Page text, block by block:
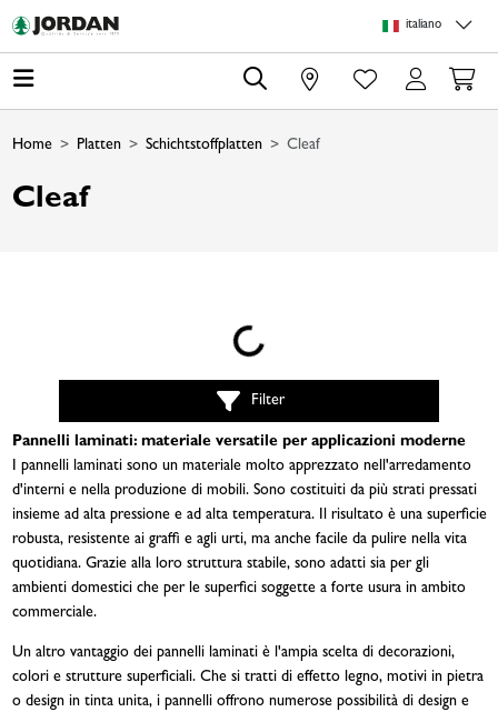
italiano
0
Home Platten Schichtstoffplatten Cleaf
Cleaf
Loading...
Filter
Pannelli laminati: materiale versatile per applicazioni moderne
I pannelli laminati sono un materiale molto apprezzato nell'arredamento
d'interni e nella produzione di mobili. Sono costituiti da più strati pressati
insieme ad alta pressione e ad alta temperatura. Il risultato è una superficie
robusta, resistente ai graffi e agli urti, ma anche facile da pulire nella vita
quotidiana. Grazie alla loro struttura stabile, sono adatti sia per gli
ambienti domestici che per le superfici soggette a forte usura in ambito
commerciale.
Un altro vantaggio dei pannelli laminati è l'ampia scelta di decorazioni,
colori e strutture superficiali. Che si tratti di effetto legno, motivi in pietra
o design in tinta unita, i pannelli offrono numerose possibilità di design e